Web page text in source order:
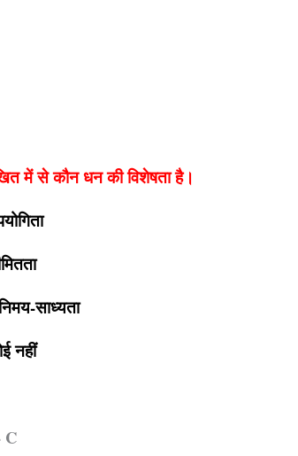
में से कौन धन की विशेषता है।
साध्यता
नहीं
C